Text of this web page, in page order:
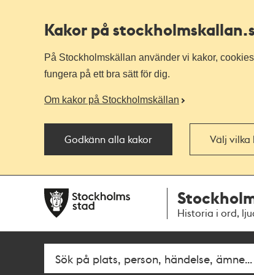
Kakor på stockholmskallan
På Stockholmskällan använder vi kakor,
fungera på ett bra sätt för dig.
Om kakor på Stockholmskällan
Godkänn alla kakor Välj vilka
navigationen
huvudinnehållet
Historia i ord,
Fritextsök